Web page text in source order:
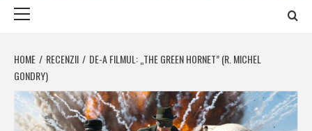
HOME RECENZII
DE-A FILMUL: „THE GREEN HORNET” (R. MICHEL
GONDRY)